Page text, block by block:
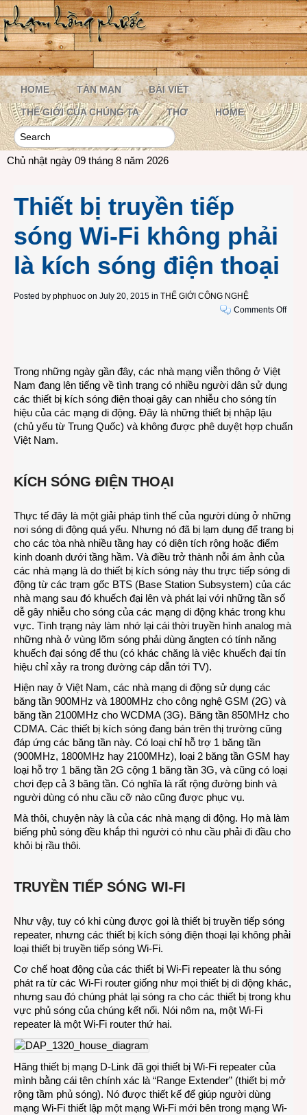
HOME TẢN MẠN BÀI VIẾT
THẾ GIỚI CỦA CHÚNG TA THƠ HOME
Chủ nhật ngày 09 tháng 8 năm 2026
Thiết bị truyền tiếp
sóng Wi-Fi không phải
là kích sóng điện thoại
Posted by phphuoc on July 20, 2015 in THẾ GIỚI CÔNG NGHỆ
Comments Offon
Wi-
phải
Trong những ngày gần đây, các nhà mạng viễn thông ở Việt
Nam đang lên tiếng về tình trạng có nhiều người dân sử dụng
các thiết bị kích sóng điện thoại gây can nhiễu cho sóng tín
hiệu của các mạng di động. Đây là những thiết bị nhập lậu
(chủ yếu từ Trung Quốc) và không được phê duyệt hợp chuẩn
Việt Nam.
KÍCH SÓNG ĐIỆN THOẠI
Thực tế đây là một giải pháp tình thế của người dùng ở những
nơi sóng di động quá yếu. Nhưng nó đã bị lạm dụng để trang bị
cho các tòa nhà nhiều tầng hay có diện tích rộng hoặc điểm
kinh doanh dưới tầng hầm. Và điều trở thành nỗi ám ảnh của
các nhà mạng là do thiết bị kích sóng này thu trực tiếp sóng di
động từ các trạm gốc BTS (Base Station Subsystem) của các
nhà mạng sau đó khuếch đại lên và phát lại với những tần số
dễ gây nhiễu cho sóng của các mạng di động khác trong khu
vực. Tình trạng này làm nhớ lại cái thời truyền hình analog mà
những nhà ở vùng lõm sóng phải dùng ăngten có tính năng
khuếch đại sóng để thu (có khác chăng là việc khuếch đại tín
hiệu chỉ xảy ra trong đường cáp dẫn tới TV).
Hiện nay ở Việt Nam, các nhà mạng di động sử dụng các
băng tần 900MHz và 1800MHz cho công nghệ GSM (2G) và
băng tần 2100MHz cho WCDMA (3G). Băng tần 850MHz cho
CDMA. Các thiết bị kích sóng đang bán trên thị trường cũng
đáp ứng các băng tần này. Có loại chỉ hỗ trợ 1 băng tần
(900MHz, 1800MHz hay 2100MHz), loại 2 băng tần GSM hay
loại hỗ trợ 1 băng tần 2G cộng 1 băng tần 3G, và cũng có loại
chơi đẹp cả 3 băng tần. Có nghĩa là rất rộng đường binh và
người dùng có nhu cầu cỡ nào cũng được phục vụ.
Mà thôi, chuyện này là của các nhà mạng di động. Họ mà làm
biếng phủ sóng đều khắp thì người có nhu cầu phải đi đầu cho
khỏi bị rầu thôi.
TRUYỀN TIẾP SÓNG WI-FI
Như vậy, tuy có khi cùng được gọi là thiết bị truyền tiếp sóng
repeater, nhưng các thiết bị kích sóng điện thoại lại không phải
loại thiết bị truyền tiếp sóng Wi-Fi.
Cơ chế hoạt động của các thiết bị Wi-Fi repeater là thu sóng
phát ra từ các Wi-Fi router giống như mọi thiết bị di động khác,
nhưng sau đó chúng phát lại sóng ra cho các thiết bị trong khu
vực phủ sóng của chúng kết nối. Nói nôm na, một Wi-Fi
repeater là một Wi-Fi router thứ hai.
Hãng thiết bị mạng D-Link đã gọi thiết bị Wi-Fi repeater của
mình bằng cái tên chính xác là “Range Extender” (thiết bị mở
rộng tầm phủ sóng). Nó được thiết kế để giúp người dùng
mạng Wi-Fi thiết lập một mạng Wi-Fi mới bên trong mạng Wi-